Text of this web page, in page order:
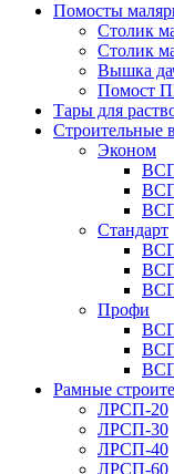
Помосты
Столик
Столик
Вышка
Помост
Тары для
Строительные
Эконом
Стандарт
Профи
Рамные
ЛРСП-20
ЛРСП-30
ЛРСП-40
ЛРСП-60